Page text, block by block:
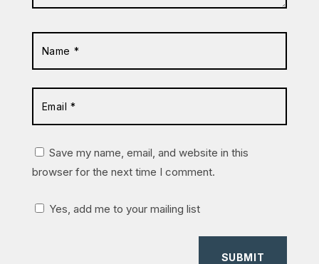
Save my name, email, and website in this
browser for the next time I comment.
Yes, add me to your mailing list
SUBMIT